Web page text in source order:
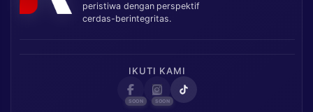
peristiwa dengan perspektif
cerdas-berintegritas.
IKUTI KAMI